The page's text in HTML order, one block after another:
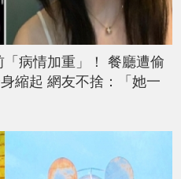
病情加重」！ 餐廳遭偷
縮起 網友不捨：「她一